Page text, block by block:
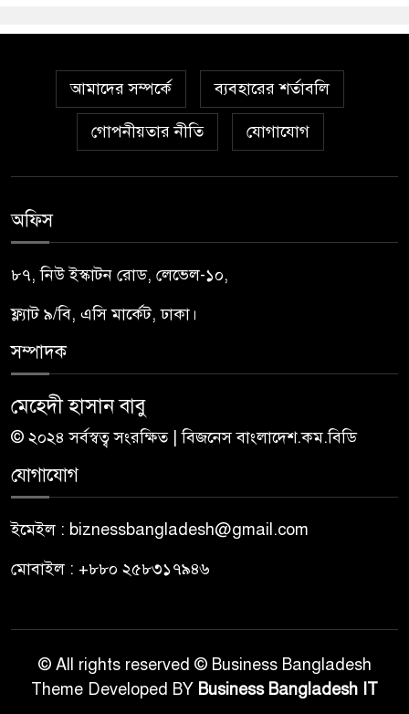
আমাদের সম্পর্কে ব্যবহারের শর্তাবলি
গোপনীয়তার নীতি যোগাযোগ
অফিস
৮৭, নিউ ইস্কাটন রোড, লেভেল-১০,
ফ্ল্যাট ৯/বি, এসি মার্কেট, ঢাকা।
সম্পাদক
মেহেদী হাসান বাবু
© ২০২৪ সর্বস্বত্ব সংরক্ষিত | বিজনেস বাংলাদেশ.কম.বিডি
যোগাযোগ
ইমেইল : biznessbangladesh@gmail.com
মোবাইল : +৮৮০ ২৫৮৩১৭৯৪৬
© All rights reserved © Business Bangladesh
Theme Developed BY Business Bangladesh IT